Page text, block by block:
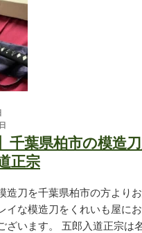
クス
ックス
千葉県柏市の模造
正宗
造刀を千葉県柏市の方より
イな模造刀をくれいも屋に
ざいます。 五郎入道正宗は